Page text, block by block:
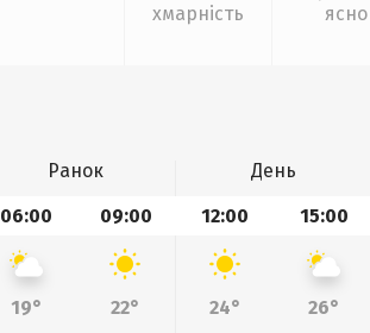
хмарність
ясно
Ранок День
06:00 09:00 12:00 15:00
19° 22° 24° 26°